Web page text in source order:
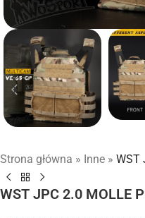
Strona główna » Inne » WST
WST JPC 2.0 MOLLE